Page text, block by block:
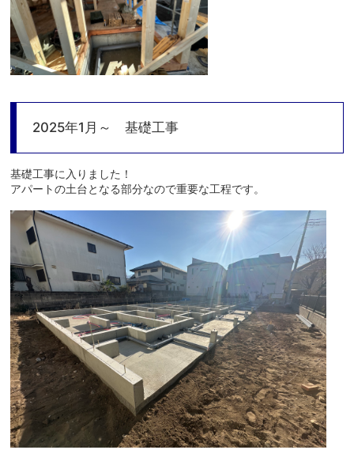
2025年1月～ 基礎工事
基礎工事に入りました！
アパートの土台となる部分なので重要な工程です。